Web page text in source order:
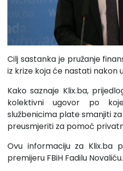
Cilj sastanka je pružanje
iz krize koja će nastati nakon
Kako saznaje Klix.ba,
kolektivni ugovor po
službenicima plate smanjiti
preusmjeriti za pomoć
Ovu informaciju za Klix.ba
premijeru FBiH Fadilu Novaliću.